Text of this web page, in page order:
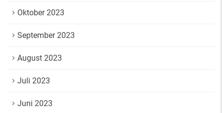
Oktober 2023
September 2023
August 2023
Juli 2023
Juni 2023